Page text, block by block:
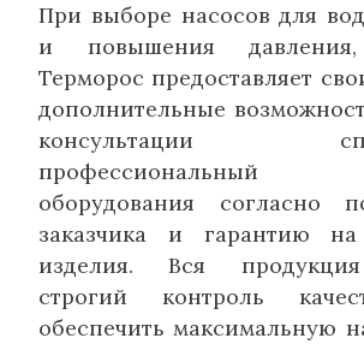
При выборе насосов для
и повышения
Терморос предоставляет
дополнительные
консультации
оборудования согласно
заказчика и гарантию
изделия. Вся
строгий контроль
обеспечить максимальную